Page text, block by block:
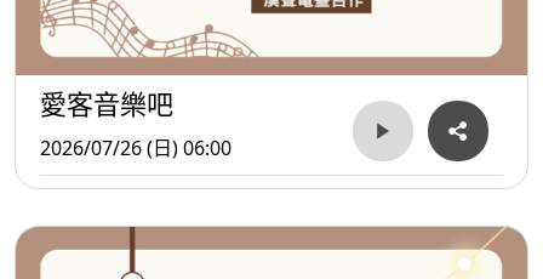
愛客音樂吧
2026/07/26 (日) 06:00